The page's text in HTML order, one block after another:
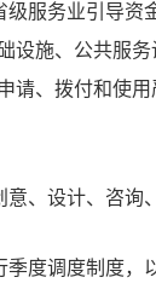
服务业引导资
设施、公共服
请、拨付和使
、设计、咨询
度调度制度，